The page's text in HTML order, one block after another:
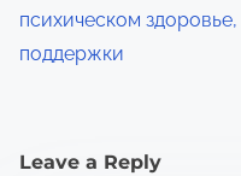
психическом
поддержки
Leave a Reply